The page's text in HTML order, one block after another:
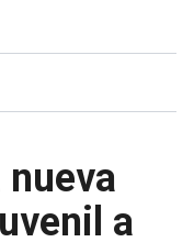
nueva
a